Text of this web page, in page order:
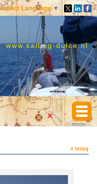
Select Language ▼
www.sailing-dulce.nl
« terug